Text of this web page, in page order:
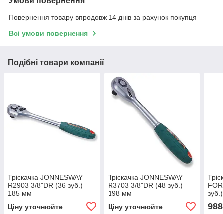
Повернення товару впродовж 14 днів за рахунок покупця
Всі умови повернення
Подібні товари компанії
Тріскачка JONNESWAY
R2903 3/8"DR (36 зуб.)
185 мм
Ціну уточнюйте
Тріскачка JONNESWAY
R3703 3/8"DR (48 зуб.)
198 мм
Ціну уточнюйте